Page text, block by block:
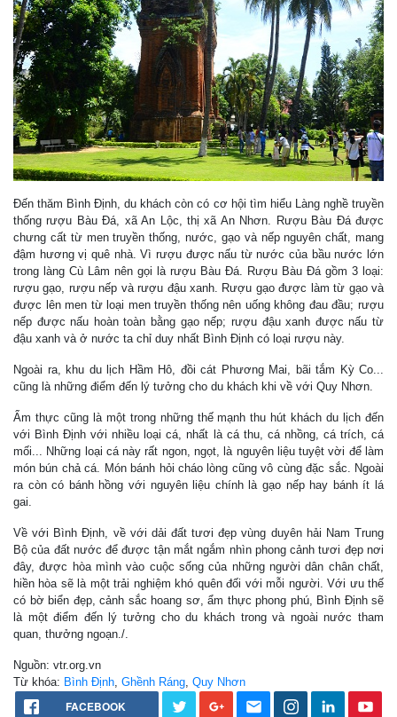
Đến thăm Bình Định, du khách còn có cơ hội tìm hiểu Làng nghề truyền
thống rượu Bàu Đá, xã An Lộc, thị xã An Nhơn. Rượu Bàu Đá được
chưng cất từ men truyền thống, nước, gạo và nếp nguyên chất, mang
đậm hương vị quê nhà. Vì rượu được nấu từ nước của bầu nước lớn
trong làng Cù Lâm nên gọi là rượu Bàu Đá. Rượu Bàu Đá gồm 3 loại:
rượu gạo, rượu nếp và rượu đậu xanh. Rượu gạo được làm từ gạo và
được lên men từ loại men truyền thống nên uống không đau đầu; rượu
nếp được nấu hoàn toàn bằng gạo nếp; rượu đậu xanh được nấu từ
đậu xanh và ở nước ta chỉ duy nhất Bình Định có loại rượu này.
Ngoài ra, khu du lịch Hầm Hô, đồi cát Phương Mai, bãi tắm Kỳ Co...
cũng là những điểm đến lý tưởng cho du khách khi về với Quy Nhơn.
Ẩm thực cũng là một trong những thế mạnh thu hút khách du lịch đến
với Bình Định với nhiều loại cá, nhất là cá thu, cá nhồng, cá trích, cá
mối... Những loại cá này rất ngon, ngọt, là nguyên liệu tuyệt vời để làm
món bún chả cá. Món bánh hỏi cháo lòng cũng vô cùng đặc sắc. Ngoài
ra còn có bánh hồng với nguyên liệu chính là gạo nếp hay bánh ít lá
gai.
Về với Bình Định, về với dải đất tươi đẹp vùng duyên hải Nam Trung
Bộ của đất nước để được tận mắt ngắm nhìn phong cảnh tươi đẹp nơi
đây, được hòa mình vào cuộc sống của những người dân chân chất,
hiền hòa sẽ là một trải nghiệm khó quên đối với mỗi người. Với ưu thế
có bờ biển đẹp, cảnh sắc hoang sơ, ẩm thực phong phú, Bình Định sẽ
là một điểm đến lý tưởng cho du khách trong và ngoài nước tham
quan, thưởng ngoạn./.
Nguồn: vtr.org.vn
Từ khóa: Bình Định Ghềnh Ráng Quy Nhơn
FACEBOOK